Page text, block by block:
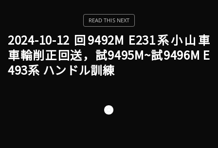
2024-10-12 回9492M E231系小山車
車輪削正回送，試9495M~試9496M E
493系 ハンドル訓練